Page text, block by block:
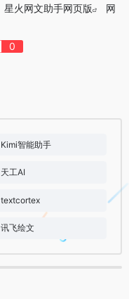
星火网文助手网页版
网
0
Kimi智能助手
天工AI
textcortex
讯飞绘文